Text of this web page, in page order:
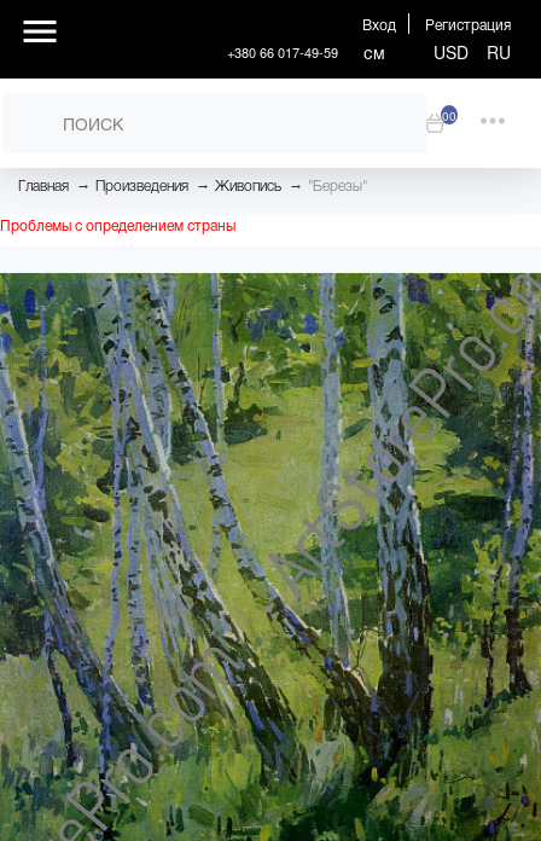
Вход Регистрация
+380 66 017-49-59 см USD RU
00
Главная → Произведения → Живопись → "Березы"
Проблемы с определением страны